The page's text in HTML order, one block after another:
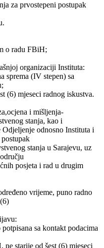
za prvostepeni postupak
o radu FBiH;
organizaciji Instituta:
sprema (IV stepen) sa
(6) mjeseci radnog iskustva.
i mišljenja-
stanja, kao i
odnosno Instituta i
stanja u Sarajevu, uz
posjeta i rad u drugim
vrijeme, puno radno
sa kontakt podacima
starije od šest (6) mjeseci